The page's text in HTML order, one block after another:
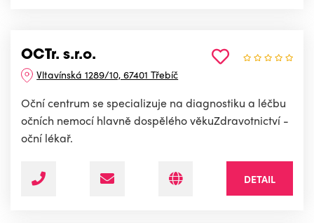
OCTr. s.r.o.
Vltavínská 1289/10, 67401 Třebíč
Oční centrum se specializuje na diagnostiku a léčbu
očních nemocí hlavně dospělého věkuZdravotnictví -
oční lékař.
DETAIL